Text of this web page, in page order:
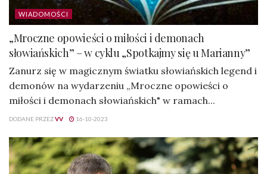
WIADOMOŚCI
„Mroczne opowieści o miłości i demonach
słowiańskich” – w cyklu „Spotkajmy się u Marianny”
Zanurz się w magicznym światku słowiańskich legend i
demonów na wydarzeniu „Mroczne opowieści o
miłości i demonach słowiańskich" w ramach...
DODANE PRZEZVV 16-10-2023